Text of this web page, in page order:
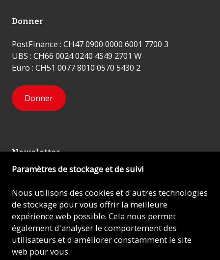
Donner
PostFinance : CH47 0900 0000 6001 7700 3
UBS : CH66 0024 0240 4549 2701 W
Euro : CH51 0077 8010 0570 5430 2
Donner
Newsletter
© 2026 - AIDE À L'ÉGLISE EN DÉTRESSE (ACN)
Mentions légales
Paramètres de stockage et de suivi
Nous utilisons des cookies et d'autres technologies
de stockage pour vous offrir la meilleure
expérience web possible. Cela nous permet
également d'analyser le comportement des
utilisateurs et d'améliorer constamment le site
web pour vous.